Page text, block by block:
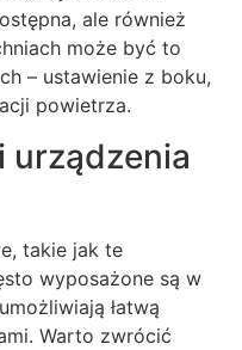
ale również
może być to
– ustawienie z boku,
powietrza.
urządzenia
takie jak te
wyposażone są w
łatwą
Warto zwrócić